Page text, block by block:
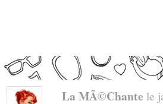
La MÃ©chante le